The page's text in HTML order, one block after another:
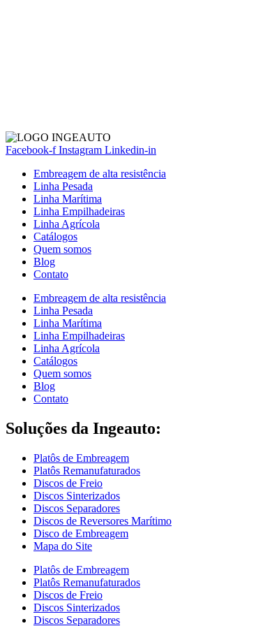
Facebook-f Instagram Linkedin-in
Embreagem de alta resistência
Linha Pesada
Linha Marítima
Linha Empilhadeiras
Linha Agrícola
Catálogos
Quem somos
Blog
Contato
Embreagem de alta resistência
Linha Pesada
Linha Marítima
Linha Empilhadeiras
Linha Agrícola
Catálogos
Quem somos
Blog
Contato
Soluções da Ingeauto:
Platôs de Embreagem
Platôs Remanufaturados
Discos de Freio
Discos Sinterizados
Discos Separadores
Discos de Reversores Marítimo
Disco de Embreagem
Mapa do Site
Platôs de Embreagem
Platôs Remanufaturados
Discos de Freio
Discos Sinterizados
Discos Separadores